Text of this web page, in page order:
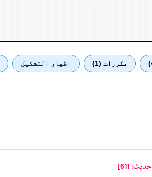
مكررات (1) اظهار التشكيل
611]